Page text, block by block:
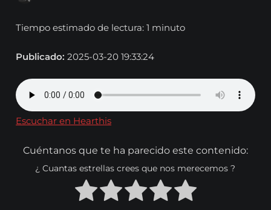
Tiempo estimado de lectura: 1 minuto
Publicado: 2025-03-20 19:33:24
Escuchar en Hearthis
Cuéntanos que te ha parecido este contenido:
¿ Cuantas estrellas crees que nos merecemos ?